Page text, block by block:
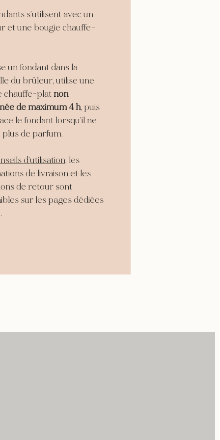
s’utilisent avec un
et une bougie chauffe-
un fondant dans la
du brûleur, utilise une
chauffe-plat non
de maximum 4 h, puis
le fondant lorsqu’il ne
plus de parfum.
d’utilisation, les
de livraison et les
de retour sont
sur les pages dédiées